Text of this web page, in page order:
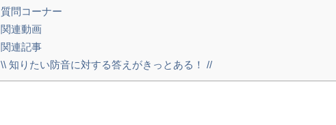
質問コーナー
関連動画
関連記事
\\ 知りたい防音に対する答えがきっとある！ //